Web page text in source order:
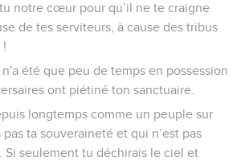
notre cœur pour qu’il ne te craigne
de tes serviteurs, à cause des tribus
!
été que peu de temps en possession
ont piétiné ton sanctuaire.
longtemps comme un peuple sur
ta souveraineté et qui n’est pas
Si seulement tu déchirais le ciel et